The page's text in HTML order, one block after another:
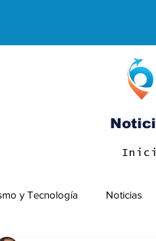
y Tecnología Noticias